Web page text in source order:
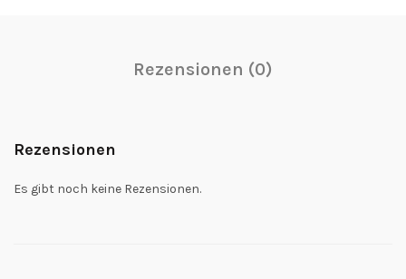
Rezensionen (0)
Rezensionen
Es gibt noch keine Rezensionen.